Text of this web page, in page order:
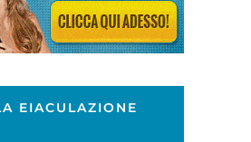
EIACULAZIONE